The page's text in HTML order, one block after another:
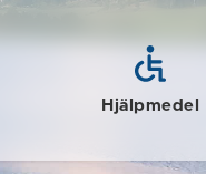
Hjälpmedel